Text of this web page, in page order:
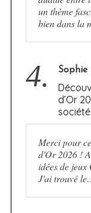
un thème
bien dans la
4. Sophie
d’Or
Merci pour
d'Or 2026 !
idées de
J'ai trouvé